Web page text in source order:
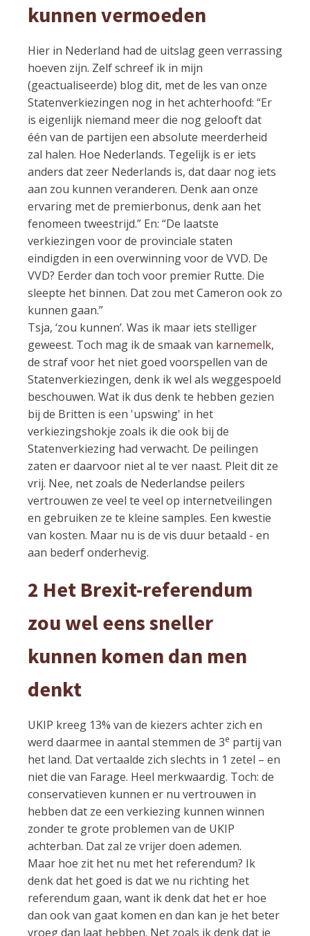
kunnen vermoeden
Hier in Nederland had de uitslag geen verrassing
hoeven zijn. Zelf schreef ik in mijn
(geactualiseerde) blog dit, met de les van onze
Statenverkiezingen nog in het achterhoofd: “Er
is eigenlijk niemand meer die nog gelooft dat
één van de partijen een absolute meerderheid
zal halen. Hoe Nederlands. Tegelijk is er iets
anders dat zeer Nederlands is, dat daar nog iets
aan zou kunnen veranderen. Denk aan onze
ervaring met de premierbonus, denk aan het
fenomeen tweestrijd.” En: “De laatste
verkiezingen voor de provinciale staten
eindigden in een overwinning voor de VVD. De
VVD? Eerder dan toch voor premier Rutte. Die
sleepte het binnen. Dat zou met Cameron ook zo
kunnen gaan.”
Tsja, ‘zou kunnen’. Was ik maar iets stelliger
geweest. Toch mag ik de smaak van karnemelk,
de straf voor het niet goed voorspellen van de
Statenverkiezingen, denk ik wel als weggespoeld
beschouwen. Wat ik dus denk te hebben gezien
bij de Britten is een 'upswing' in het
verkiezingshokje zoals ik die ook bij de
Statenverkiezing had verwacht. De peilingen
zaten er daarvoor niet al te ver naast. Pleit dit ze
vrij. Nee, net zoals de Nederlandse peilers
vertrouwen ze veel te veel op internetveilingen
en gebruiken ze te kleine samples. Een kwestie
van kosten. Maar nu is de vis duur betaald - en
aan bederf onderhevig.
2 Het Brexit-referendum
zou wel eens sneller
kunnen komen dan men
denkt
UKIP kreeg 13% van de kiezers achter zich en
werd daarmee in aantal stemmen de 3e partij van
het land. Dat vertaalde zich slechts in 1 zetel – en
niet die van Farage. Heel merkwaardig. Toch: de
conservatieven kunnen er nu vertrouwen in
hebben dat ze een verkiezing kunnen winnen
zonder te grote problemen van de UKIP
achterban. Dat zal ze vrijer doen ademen.
Maar hoe zit het nu met het referendum? Ik
denk dat het goed is dat we nu richting het
referendum gaan, want ik denk dat het er hoe
dan ook van gaat komen en dan kan je het beter
vroeg dan laat hebben. Net zoals ik denk dat je